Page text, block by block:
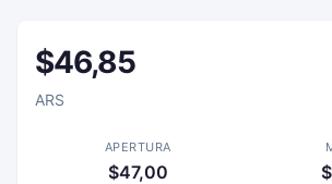
$46,85
ARS
APERTURA
$47,00